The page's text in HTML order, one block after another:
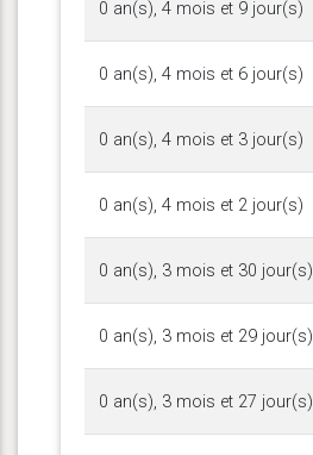
0 an(s), 4 mois et 9 jour(s)
0 an(s), 4 mois et 6 jour(s)
0 an(s), 4 mois et 3 jour(s)
0 an(s), 4 mois et 2 jour(s)
0 an(s), 3 mois et 30 jour(s)
0 an(s), 3 mois et 29 jour(s)
0 an(s), 3 mois et 27 jour(s)